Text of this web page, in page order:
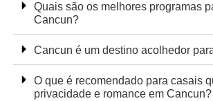
Quais são os melhores programas
Cancun?
Cancun é um destino acolhedor
O que é recomendado para casais
privacidade e romance em Cancun?